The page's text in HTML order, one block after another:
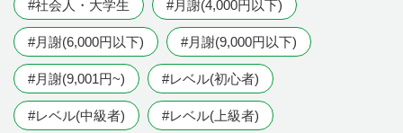
#社会人・大学生 #月謝(4,000円以下)
#月謝(6,000円以下) #月謝(9,000円以下)
#月謝(9,001円~) #レベル(初心者)
#レベル(中級者) #レベル(上級者)